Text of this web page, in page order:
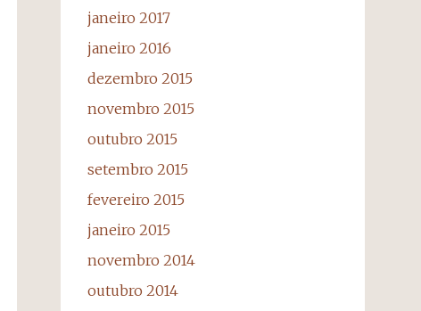
janeiro 2017
janeiro 2016
dezembro 2015
novembro 2015
outubro 2015
setembro 2015
fevereiro 2015
janeiro 2015
novembro 2014
outubro 2014